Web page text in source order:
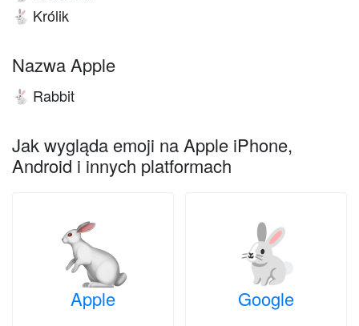
🐇 Królik
Nazwa Apple
🐇 Rabbit
Jak wygląda emoji na Apple iPhone,
Android i innych platformach
Apple Google